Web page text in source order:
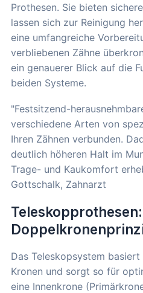
Prothesen. Sie bieten
lassen sich zur Reinigung
eine umfangreiche
verbliebenen Zähne
ein genauerer Blick auf die
beiden Systeme.
"Festsitzend-
verschiedene Arten von
Ihren Zähnen verbunden.
deutlich höheren Halt im
Trage- und Kaukomfort
Gottschalk, Zahnarzt
Das Teleskopsystem
Kronen und sorgt so für
eine Innenkrone